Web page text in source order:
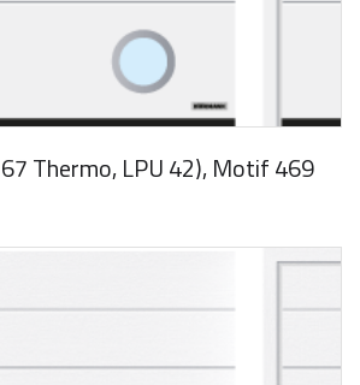
67 Thermo, LPU 42), Motif 469